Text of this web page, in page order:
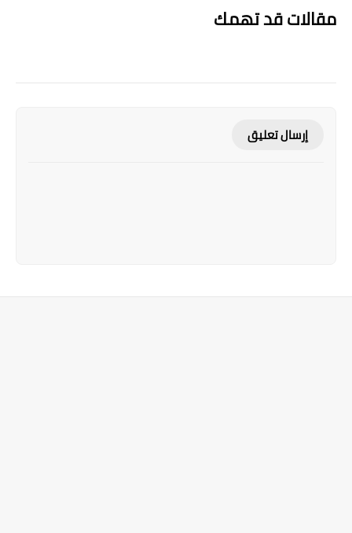
مقالات قد تهمك
إرسال تعليق